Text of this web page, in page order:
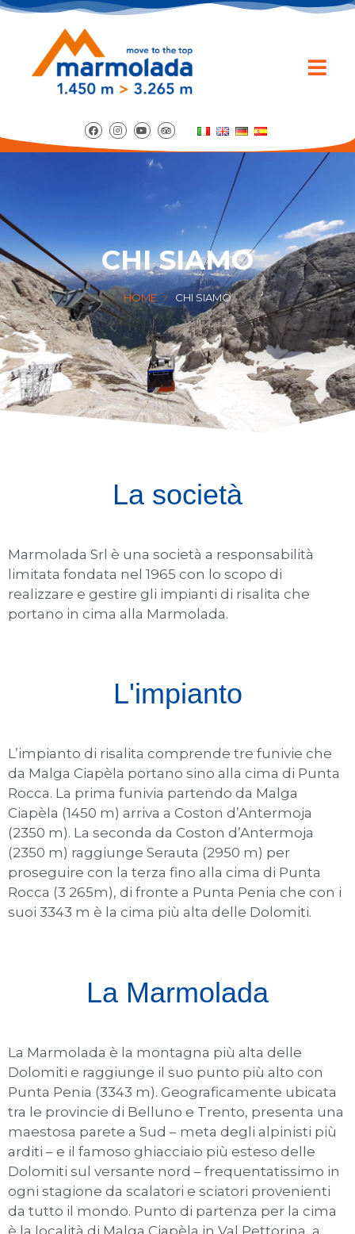
CHI SIAMO
HOME CHI SIAMO
La società
Marmolada Srl è una società a responsabilità
limitata fondata nel 1965 con lo scopo di
realizzare e gestire gli impianti di risalita che
portano in cima alla Marmolada.
L'impianto
L’impianto di risalita comprende tre funivie che
da Malga Ciapèla portano sino alla cima di Punta
Rocca. La prima funivia partendo da Malga
Ciapèla (1450 m) arriva a Coston d’Antermoja
(2350 m). La seconda da Coston d’Antermoja
(2350 m) raggiunge Serauta (2950 m) per
proseguire con la terza fino alla cima di Punta
Rocca (3 265m), di fronte a Punta Penia che con i
suoi 3343 m è la cima più alta delle Dolomiti.
La Marmolada
La Marmolada è la montagna più alta delle
Dolomiti e raggiunge il suo punto più alto con
Punta Penia (3343 m). Geograficamente ubicata
tra le provincie di Belluno e Trento, presenta una
maestosa parete a Sud – meta degli alpinisti più
arditi – e il famoso ghiacciaio più esteso delle
Dolomiti sul versante nord – frequentatissimo in
ogni stagione da scalatori e sciatori provenienti
da tutto il mondo. Punto di partenza per la cima
è la località di Malga Ciapèla in Val Pettorina, a